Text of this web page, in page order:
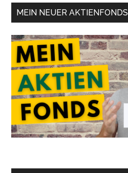
MEIN NEUER AKTIENFONDS